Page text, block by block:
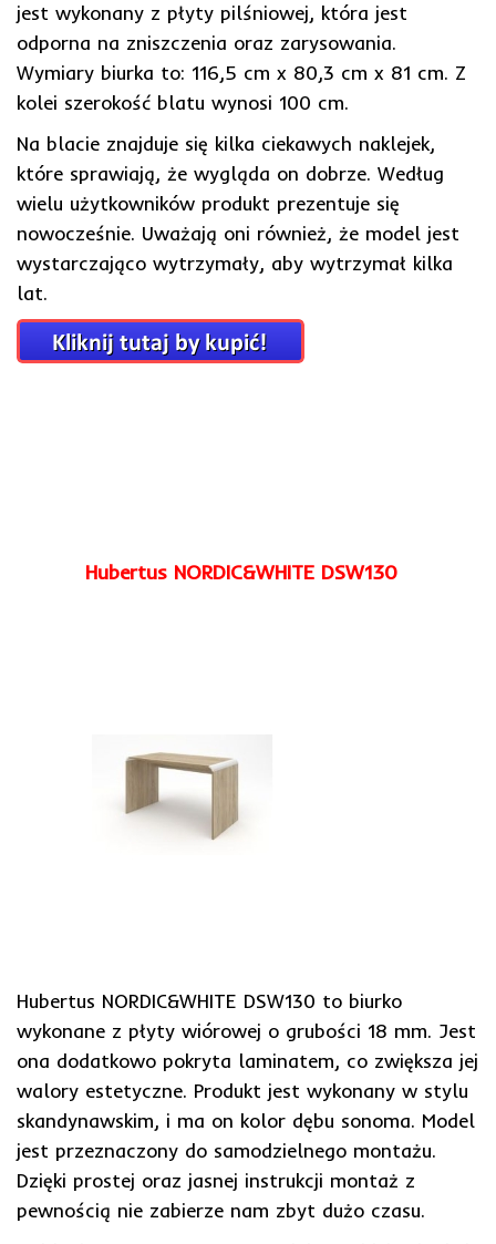
jest wykonany z płyty pilśniowej, która jest
odporna na zniszczenia oraz zarysowania.
Wymiary biurka to: 116,5 cm x 80,3 cm x 81 cm. Z
kolei szerokość blatu wynosi 100 cm.
Na blacie znajduje się kilka ciekawych naklejek,
które sprawiają, że wygląda on dobrze. Według
wielu użytkowników produkt prezentuje się
nowocześnie. Uważają oni również, że model jest
wystarczająco wytrzymały, aby wytrzymał kilka
lat.
Hubertus NORDIC&WHITE DSW130
Hubertus NORDIC&WHITE DSW130 to biurko
wykonane z płyty wiórowej o grubości 18 mm. Jest
ona dodatkowo pokryta laminatem, co zwiększa jej
walory estetyczne. Produkt jest wykonany w stylu
skandynawskim, i ma on kolor dębu sonoma. Model
jest przeznaczony do samodzielnego montażu.
Dzięki prostej oraz jasnej instrukcji montaż z
pewnością nie zabierze nam zbyt dużo czasu.